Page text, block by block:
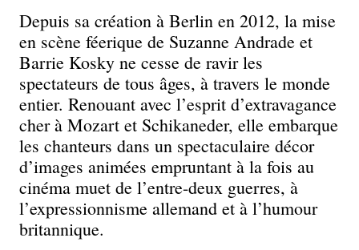
Depuis sa création à Berlin en 2012, la mise
en scène féerique de Suzanne Andrade et
Barrie Kosky ne cesse de ravir les
spectateurs de tous âges, à travers le monde
entier. Renouant avec l’esprit d’extravagance
cher à Mozart et Schikaneder, elle embarque
les chanteurs dans un spectaculaire décor
d’images animées empruntant à la fois au
cinéma muet de l’entre-deux guerres, à
l’expressionnisme allemand et à l’humour
britannique.